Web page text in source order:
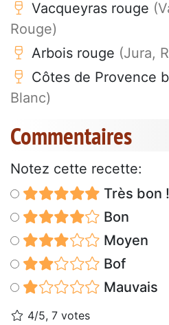
Vacqueyras rouge
Rouge)
Arbois rouge (Jura,
Côtes de Provence
Blanc)
Commentaires
Notez cette recette:
Très bon !
Bon
Moyen
Bof
Mauvais
4/5, 7 votes